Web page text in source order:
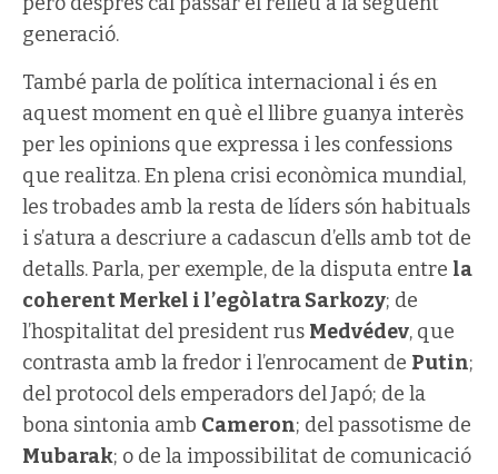
generació.
També parla de política internacional i és en
aquest moment en què el llibre guanya interès
per les opinions que expressa i les confessions
que realitza. En plena crisi econòmica mundial,
les trobades amb la resta de líders són habituals
i s’atura a descriure a cadascun d’ells amb tot de
detalls. Parla, per exemple, de la disputa entre la
coherent Merkel i l’egòlatra Sarkozy; de
l’hospitalitat del president rus Medvédev, que
contrasta amb la fredor i l’enrocament de Putin;
del protocol dels emperadors del Japó; de la
bona sintonia amb Cameron; del passotisme de
Mubarak; o de la impossibilitat de comunicació